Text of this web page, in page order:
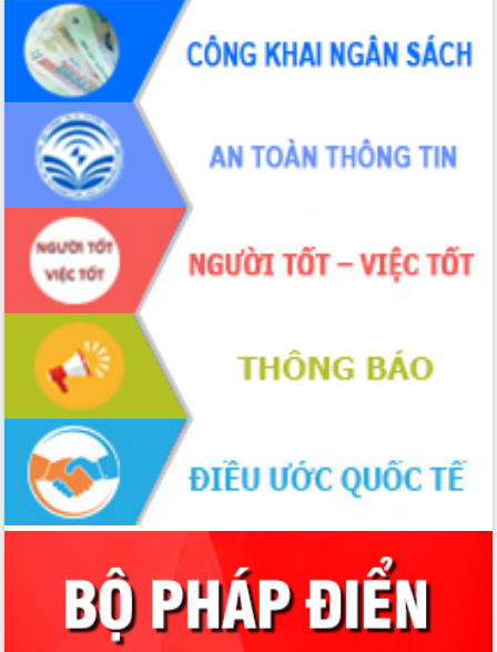
tác bầu cử tỉnh Đắk Lắk
Hội nghị Báo cáo viên Trung ương
tháng 01/2026
Phó Thủ tướng Hồ Quốc Dũng đánh giá
cao kết quả Chiến dịch Quang Trung
tại Đắk Lắk
Hội nghị Ban Chấp hành Đảng bộ tỉnh
Đắk Lắk lần thứ 2 (mở rộng)
Tập trung giải phóng mặt bằng, đẩy
nhanh tiến độ Tuyến đường bộ ven
biển
Gỡ khó, khởi công xây dựng, sửa chữa
toàn bộ nhà ở cho hộ dân đúng tiến độ
đề ra
UBND tỉnh Đắk Lắk tổng kết công tác
quốc phòng, quân sự địa phương năm
2025
Tập trung triển khai quyết liệt, đồng bộ
các giải pháp nhằm thực hiện hiệu quả
các nhiệm vụ đề ra năm 2025
Phát huy vai trò của người có uy tín
trong phòng chống tảo hôn và hôn
Nông sản Tây Nguyên thu hút doanh
nghiệp nước ngoài
Đắk Lắk định vị thương hiệu du lịch
“Biển – Rừng – Cà phê” trong không